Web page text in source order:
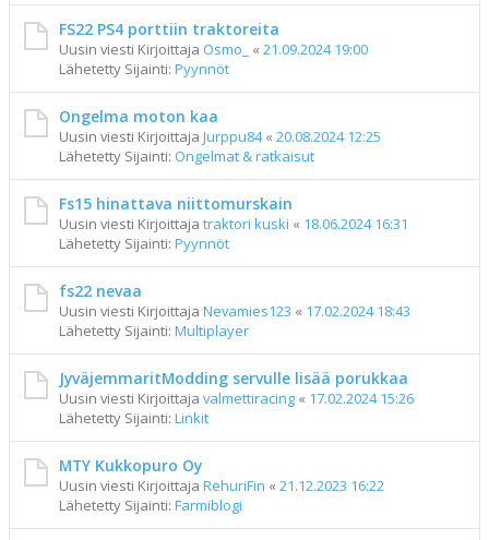
FS22 PS4 porttiin traktoreita
Uusin viesti Kirjoittaja Osmo_ « 21.09.2024 19:00
Lähetetty Sijainti: Pyynnöt
Ongelma moton kaa
Uusin viesti Kirjoittaja Jurppu84« 20.08.2024 12:25
Lähetetty Sijainti: Ongelmat & ratkaisut
Fs15 hinattava niittomurskain
Uusin viesti Kirjoittaja traktori kuski « 18.06.2024 16:31
Lähetetty Sijainti: Pyynnöt
fs22 nevaa
Uusin viesti Kirjoittaja Nevamies123 « 17.02.2024 18:43
Lähetetty Sijainti: Multiplayer
JyväjemmaritModding servulle lisää porukkaa
Uusin viesti Kirjoittaja valmettiracing « 17.02.2024 15:26
Lähetetty Sijainti: Linkit
MTY Kukkopuro Oy
Uusin viesti Kirjoittaja RehuriFin « 21.12.2023 16:22
Lähetetty Sijainti: Farmiblogi